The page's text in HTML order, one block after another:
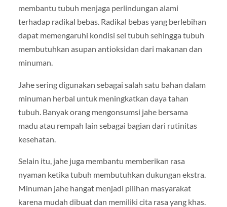
membantu tubuh menjaga perlindungan alami
terhadap radikal bebas. Radikal bebas yang berlebihan
dapat memengaruhi kondisi sel tubuh sehingga tubuh
membutuhkan asupan antioksidan dari makanan dan
minuman.
Jahe sering digunakan sebagai salah satu bahan dalam
minuman herbal untuk meningkatkan daya tahan
tubuh. Banyak orang mengonsumsi jahe bersama
madu atau rempah lain sebagai bagian dari rutinitas
kesehatan.
Selain itu, jahe juga membantu memberikan rasa
nyaman ketika tubuh membutuhkan dukungan ekstra.
Minuman jahe hangat menjadi pilihan masyarakat
karena mudah dibuat dan memiliki cita rasa yang khas.